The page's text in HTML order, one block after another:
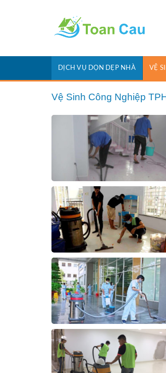
DỊCH VỤ DỌN DẸP NHÀ VỆ
Vệ Sinh Công Nghiệp